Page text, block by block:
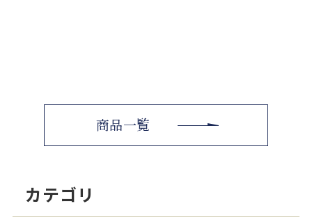
カテゴリ
商品一覧